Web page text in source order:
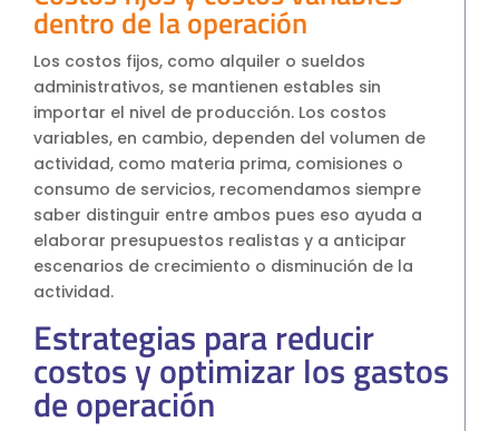
dentro de la operación
Los costos fijos, como alquiler o sueldos
administrativos, se mantienen estables sin
importar el nivel de producción. Los costos
variables, en cambio, dependen del volumen de
actividad, como materia prima, comisiones o
consumo de servicios, recomendamos siempre
saber distinguir entre ambos pues eso ayuda a
elaborar presupuestos realistas y a anticipar
escenarios de crecimiento o disminución de la
actividad.
Estrategias para reducir
costos y optimizar los gastos
de operación